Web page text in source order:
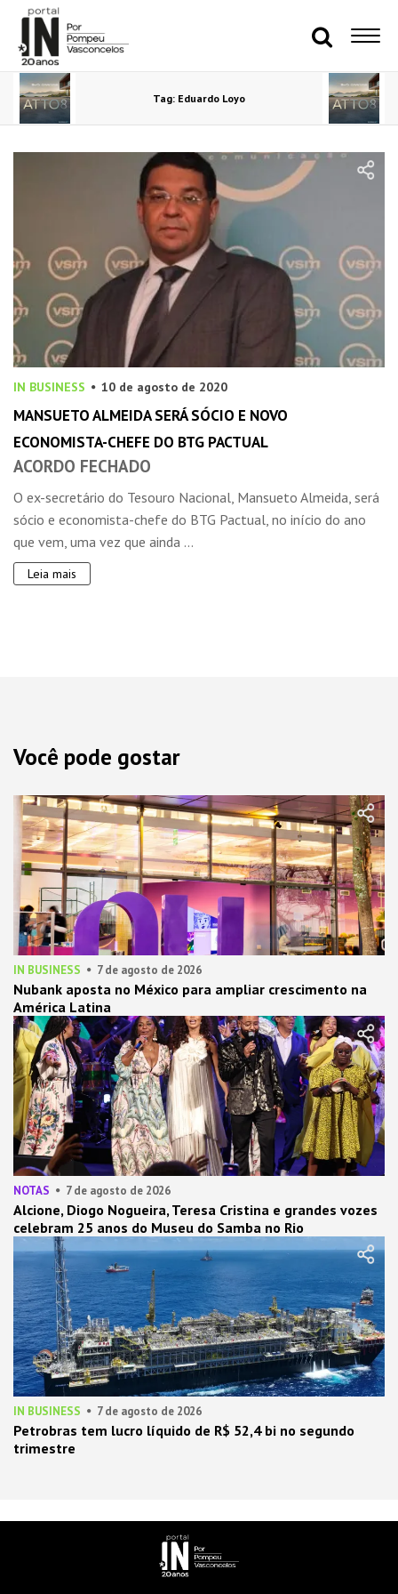
Tag: Eduardo Loyo
IN BUSINESS 10 de agosto de 2020
MANSUETO ALMEIDA SERÁ SÓCIO E NOVO
ECONOMISTA-CHEFE DO BTG PACTUAL
ACORDO FECHADO
O ex-secretário do Tesouro Nacional, Mansueto Almeida, será
sócio e economista-chefe do BTG Pactual, no início do ano
que vem, uma vez que ainda ...
Leia mais
Você pode gostar
IN BUSINESS 7 de agosto de 2026
Nubank aposta no México para ampliar crescimento na
América Latina
NOTAS 7 de agosto de 2026
Alcione, Diogo Nogueira, Teresa Cristina e grandes vozes
celebram 25 anos do Museu do Samba no Rio
IN BUSINESS 7 de agosto de 2026
Petrobras tem lucro líquido de R$ 52,4 bi no segundo
trimestre